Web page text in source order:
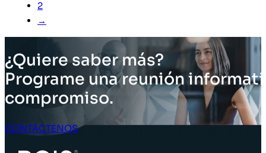
2
→
¿Quiere saber más?
Programe una reunión
compromiso.
CONTÁCTENOS